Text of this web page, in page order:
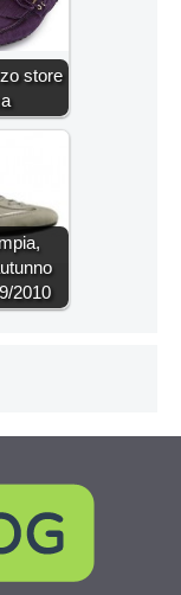
store
2010